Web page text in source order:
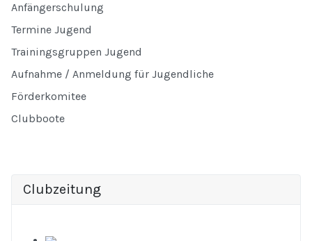
Anfängerschulung
Termine Jugend
Trainingsgruppen Jugend
Aufnahme / Anmeldung für Jugendliche
Förderkomitee
Clubboote
Clubzeitung